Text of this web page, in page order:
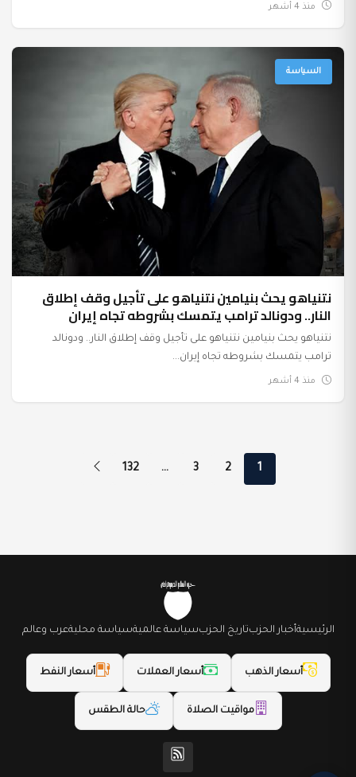
منذ 4 أشهر
السياسة
نتنياهو يحث بنيامين نتنياهو على تأجيل وقف إطلاق
النار.. ودونالد ترامب يتمسك بشروطه تجاه إيران
نتنياهو يحث بنيامين نتنياهو على تأجيل وقف إطلاق النار.. ودونالد
ترامب يتمسك بشروطه تجاه إيران...
منذ 4 أشهر
1
2
3
…
132
الرئيسيةأخبار الحزبتاريخ الحزبسياسة عالميةسياسة محليةعرب وعالم
أسعار الذهب أسعار العملات أسعار النفط
مواقيت الصلاة حالة الطقس